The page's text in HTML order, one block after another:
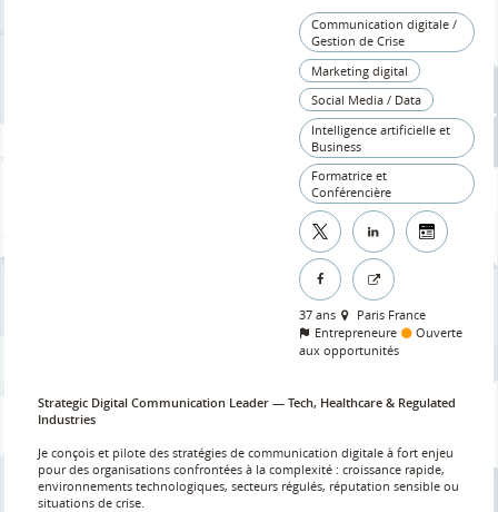
Communication digitale /
Gestion de Crise
Marketing digital
Social Media / Data
Intelligence artificielle et
Business
Formatrice et
Conférencière
37 ans
Paris France
Entrepreneure
Ouverte
aux opportunités
Strategic Digital Communication Leader — Tech, Healthcare & Regulated
Industries
Je conçois et pilote des stratégies de communication digitale à fort enjeu
pour des organisations confrontées à la complexité : croissance rapide,
environnements technologiques, secteurs régulés, réputation sensible ou
situations de crise.